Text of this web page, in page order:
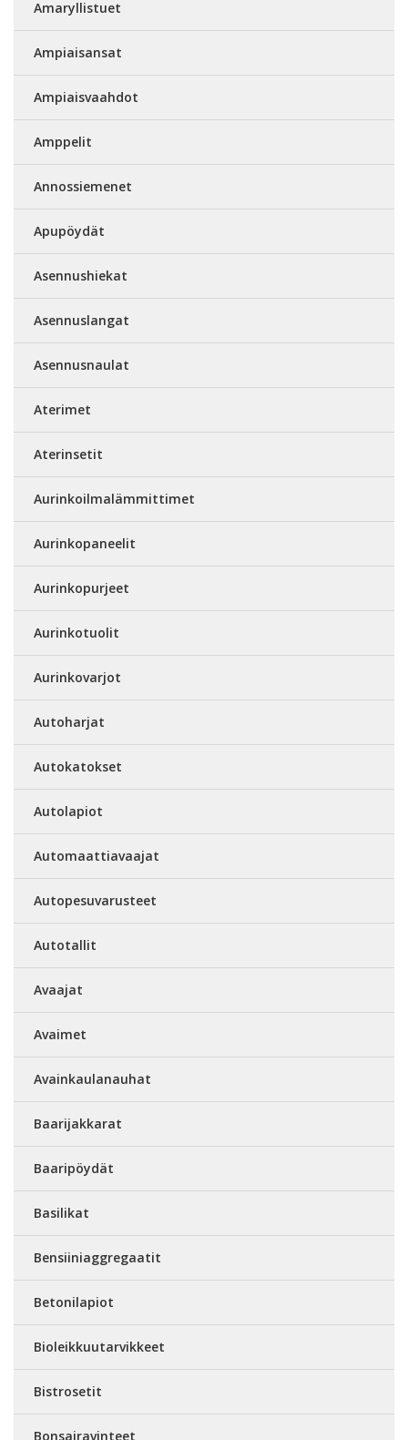
Amaryllistuet
Ampiaisansat
Ampiaisvaahdot
Amppelit
Annossiemenet
Apupöydät
Asennushiekat
Asennuslangat
Asennusnaulat
Aterimet
Aterinsetit
Aurinkoilmalämmittimet
Aurinkopaneelit
Aurinkopurjeet
Aurinkotuolit
Aurinkovarjot
Autoharjat
Autokatokset
Autolapiot
Automaattiavaajat
Autopesuvarusteet
Autotallit
Avaajat
Avaimet
Avainkaulanauhat
Baarijakkarat
Baaripöydät
Basilikat
Bensiiniaggregaatit
Betonilapiot
Bioleikkuutarvikkeet
Bistrosetit
Bonsairavinteet